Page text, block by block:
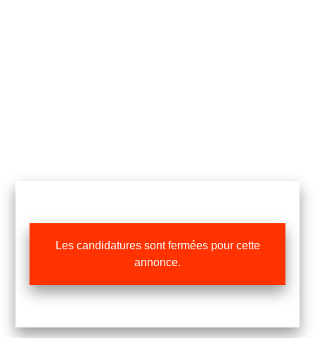
Les candidatures sont fermées pour cette
annonce.